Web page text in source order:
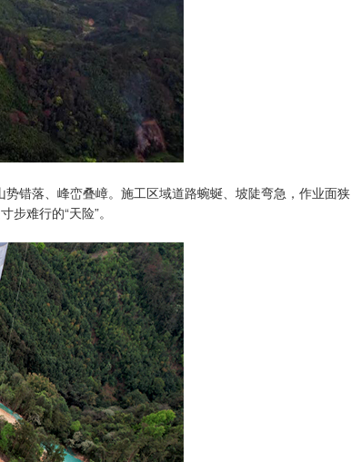
错落、峰峦叠嶂。施工区域道路蜿蜒、坡陡弯急，作业面狭
难行的“天险”。